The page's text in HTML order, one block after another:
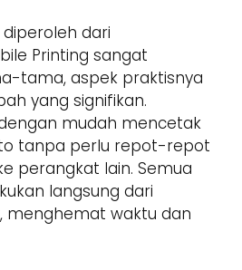
dari
Printing sangat
tama, aspek praktisnya
yang signifikan.
mudah mencetak
tanpa perlu repot-repot
perangkat lain. Semua
langsung dari
menghemat waktu dan